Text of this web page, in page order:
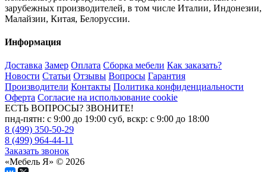
зарубежных производителей, в том числе Италии, Индонезии,
Малайзии, Китая, Белоруссии.
Информация
Доставка Замер Оплата Сборка мебели Как заказать?
Новости Статьи Отзывы Вопросы Гарантия
Производители Контакты Политика конфиденциальности
Оферта Согласие на использование cookie
ЕСТЬ ВОПРОСЫ? ЗВОНИТЕ!
пнд-пятн: с 9:00 до 19:00 суб, вскр: с 9:00 до 18:00
8 (499) 350-50-29
8 (499) 964-44-11
Заказать звонок
«Мебель Я» © 2026